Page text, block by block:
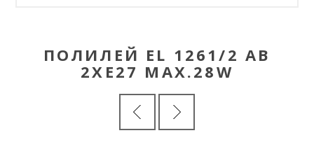
ПОЛИЛЕЙ EL 1261/2 AB
2ХE27 MAX.28W